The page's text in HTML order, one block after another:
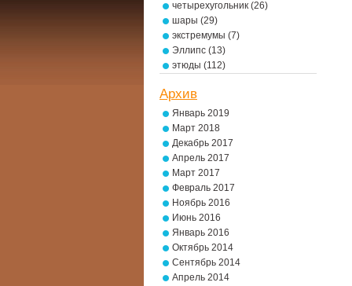
четырехугольник (26)
шары (29)
экстремумы (7)
Эллипс (13)
этюды (112)
Архив
Январь 2019
Март 2018
Декабрь 2017
Апрель 2017
Март 2017
Февраль 2017
Ноябрь 2016
Июнь 2016
Январь 2016
Октябрь 2014
Сентябрь 2014
Апрель 2014